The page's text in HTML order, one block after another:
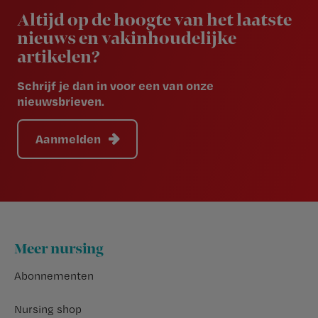
Altijd op de hoogte van het laatste
nieuws en vakinhoudelijke
artikelen?
Schrijf je dan in voor een van onze
nieuwsbrieven.
Aanmelden
Footer
Meer nursing
Abonnementen
Nursing shop